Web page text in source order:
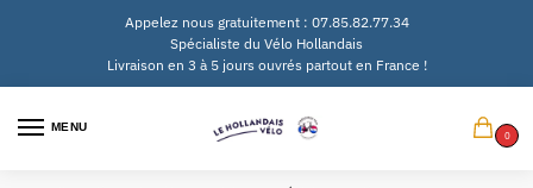
Appelez nous gratuitement : 07.85.82.77.34
Spécialiste du Vélo Hollandais
Livraison en 3 à 5 jours ouvrés partout en France !
MENU
0